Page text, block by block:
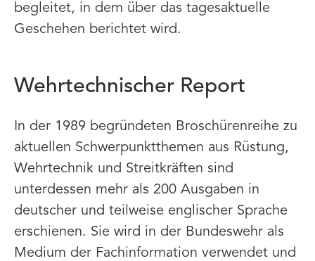
begleitet, in dem über das tagesaktuelle
Geschehen berichtet wird.
Wehrtechnischer Report
In der 1989 begründeten Broschürenreihe zu
aktuellen Schwerpunktthemen aus Rüstung,
Wehrtechnik und Streitkräften sind
unterdessen mehr als 200 Ausgaben in
deutscher und teilweise englischer Sprache
erschienen. Sie wird in der Bundeswehr als
Medium der Fachinformation verwendet und